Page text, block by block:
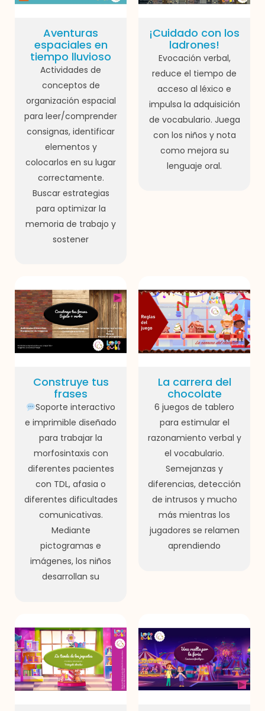
Aventuras
espaciales en
tiempo lluvioso
Actividades de
conceptos de
organización espacial
para leer/comprender
consignas, identificar
elementos y
colocarlos en su lugar
correctamente.
Buscar estrategias
para optimizar la
memoria de trabajo y
sostener
¡Cuidado con los
ladrones!
Evocación verbal,
reduce el tiempo de
acceso al léxico e
impulsa la adquisición
de vocabulario. Juega
con los niños y nota
como mejora su
lenguaje oral.
Construye tus
frases
Soporte interactivo
e imprimible diseñado
para trabajar la
morfosintaxis con
diferentes pacientes
con TDL, afasia o
diferentes dificultades
comunicativas.
Mediante
pictogramas e
imágenes, los niños
desarrollan su
La carrera del
chocolate
6 juegos de tablero
para estimular el
razonamiento verbal y
el vocabulario.
Semejanzas y
diferencias, detección
de intrusos y mucho
más mientras los
jugadores se relamen
aprendiendo